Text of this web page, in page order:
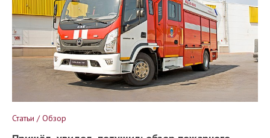
Статьи / Обзор